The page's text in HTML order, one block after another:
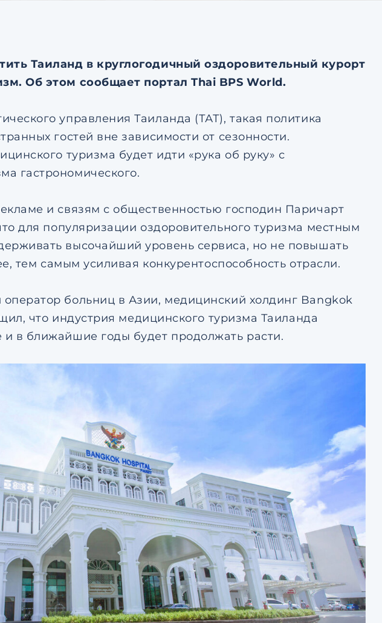
Таиланд в круглогодичный оздоровительный курорт
Об этом сообщает портал Thai BPS World.
управления Таиланда (ТАТ), такая политика
гостей вне зависимости от сезонности.
туризма будет идти «рука об руку» с
гастрономического.
и связям с общественностью господин Паричарт
для популяризации оздоровительного туризма местным
высочайший уровень сервиса, но не повышать
тем самым усиливая конкурентоспособность отрасли.
больниц в Азии, медицинский холдинг Bangkok
что индустрия медицинского туризма Таиланда
в ближайшие годы будет продолжать расти.
персональных данных